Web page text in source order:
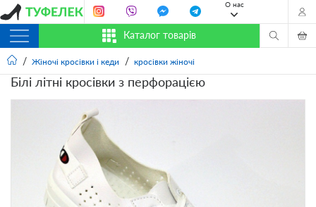
О нас
Каталог товарів
Жіночі кросівки і кеди кросівки жіночі
Білі літні кросівки з перфорацією